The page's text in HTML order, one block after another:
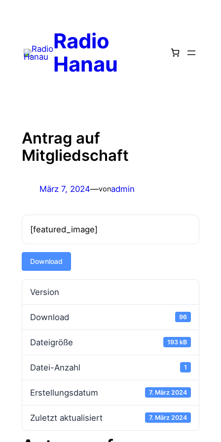
Radio
Hanau
Antrag auf
Mitgliedschaft
März 7, 2024—vonadmin
[featured_image]
Download
Version
Download 96
Dateigröße 193 kB
Datei-Anzahl 1
Erstellungsdatum 7. März 2024
Zuletzt aktualisiert 7. März 2024